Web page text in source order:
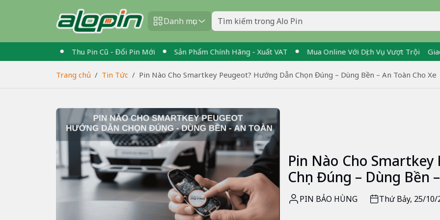
Danh mục
Thu Pin Cũ - Đổi Pin Mới Sản Phẩm Chính Hãng - Xuất VAT Mua Online Với Dịch Vụ Vượt Trội Giao
Trang chủ Tin Tức Pin Nào Cho Smartkey Peugeot? Hướng Dẫn Chọn Đúng – Dùng Bền – An Toàn Cho Xe
Pin Nào Cho
Chọn Đúng – Dùng Bền
PIN BẢO HÙNG Thứ Bảy, 25/10/